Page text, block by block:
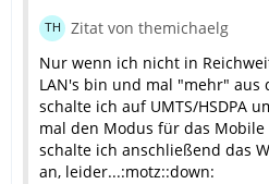
Zitat von themichaelg
Nur wenn ich nicht in
LAN's bin und mal "mehr" aus
schalte ich auf UMTS/HSDPA
mal den Modus für das Mobile
schalte ich anschließend das
an, leider...:motz::down: